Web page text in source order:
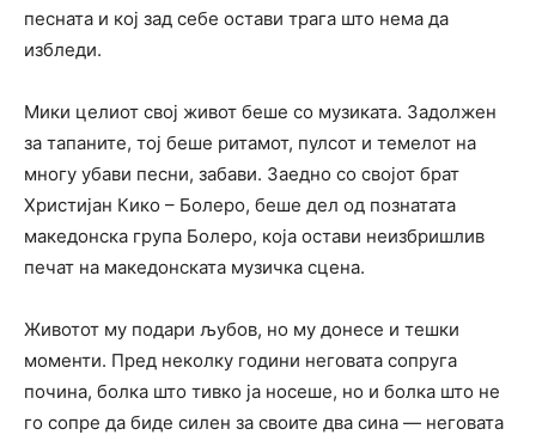
песната и кој зад себе остави трага што нема да
избледи.
Мики целиот свој живот беше со музиката. Задолжен
за тапаните, тој беше ритамот, пулсот и темелот на
многу убави песни, забави. Заедно со својот брат
Христијан Кико – Болеро, беше дел од познатата
македонска група Болеро, која остави неизбришлив
печат на македонската музичка сцена.
Животот му подари љубов, но му донесе и тешки
моменти. Пред неколку години неговата сопруга
почина, болка што тивко ја носеше, но и болка што не
го сопре да биде силен за своите два сина — неговата